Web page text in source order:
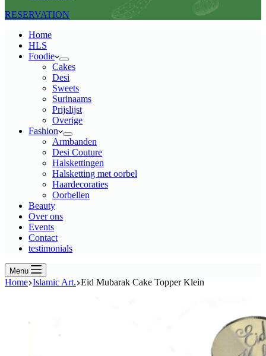
RESERVATION
Home
HLS
Foodie
Cakes
Desi
Sweets
Surinaams
Prijslijst
Overige
Fashion
Armbanden
Desi Couture
Halskettingen
Halsketting met oorbel
Haardecoraties
Oorbellen
Beauty
Over ons
Events
Contact
testimonials
Menu
Home Islamic Art. Eid Mubarak Cake Topper Klein